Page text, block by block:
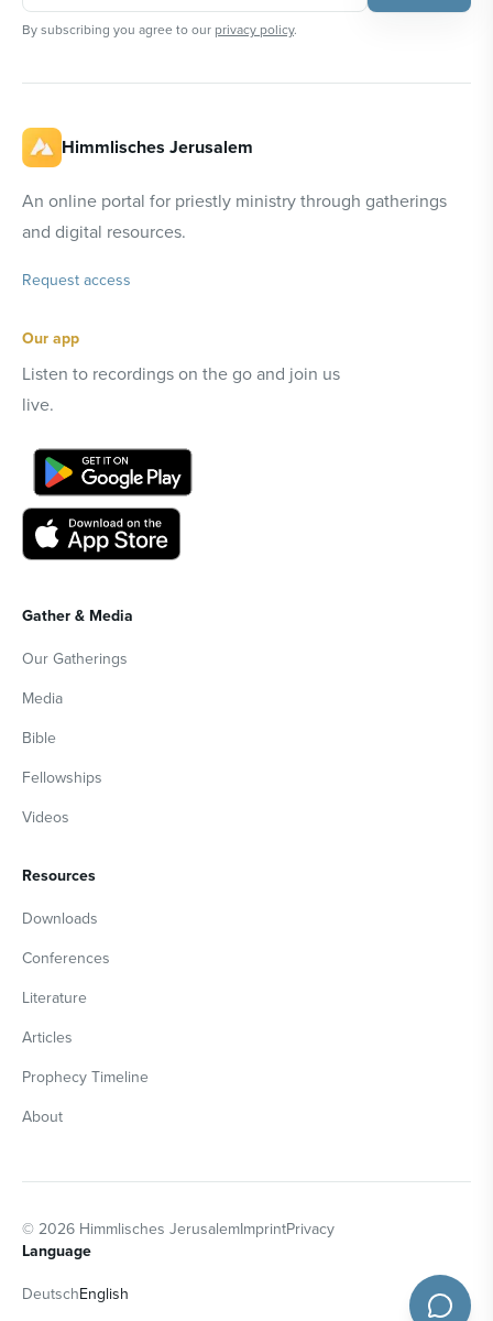
By subscribing you agree to our privacy policy.
Himmlisches Jerusalem
An online portal for priestly ministry through gatherings
and digital resources.
Request access
Our app
Listen to recordings on the go and join us
live.
Gather & Media
Our Gatherings
Media
Bible
Fellowships
Videos
Resources
Downloads
Conferences
Literature
Articles
Prophecy Timeline
About
© 2026 Himmlisches JerusalemImprintPrivacy
Language
DeutschEnglish